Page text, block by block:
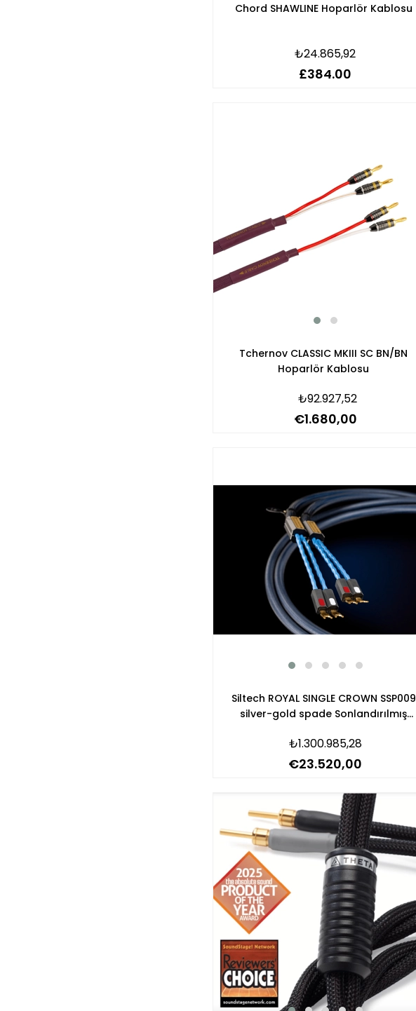
Chord SHAWLINE Hoparlör Kablosu
₺24.865,92
£384.00
Tchernov CLASSIC MKIII SC BN/BN
Hoparlör Kablosu
₺92.927,52
€1.680,00
Siltech ROYAL SINGLE CROWN SSP009
silver-gold spade Sonlandırılmış
₺1.300.985,28
€23.520,00